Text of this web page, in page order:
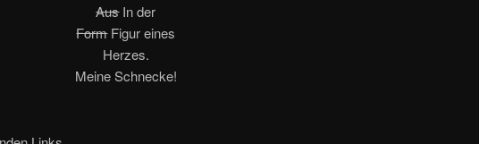
AusIn der
FormFigur eines
Herzes.
Meine Schnecke!